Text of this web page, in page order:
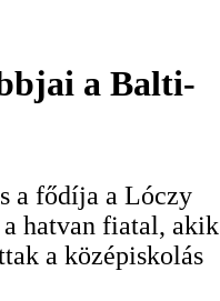
a Balti-
a fődíja a Lóczy
hatvan fiatal, akik
a középiskolás